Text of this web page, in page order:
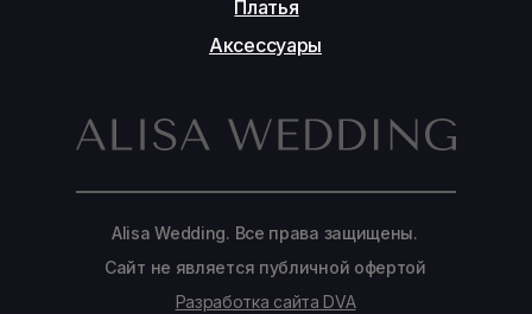
Alisa Wedding. Все права защищены.
Сайт не является публичной офертой
Разработка сайта DVA
Платья
Аксессуары